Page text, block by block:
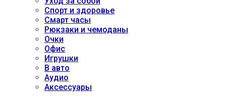
Спорт и здоровье
Смарт часы
Рюкзаки и чемоданы
Очки
Офис
Игрушки
В авто
Аудио
Аксессуары